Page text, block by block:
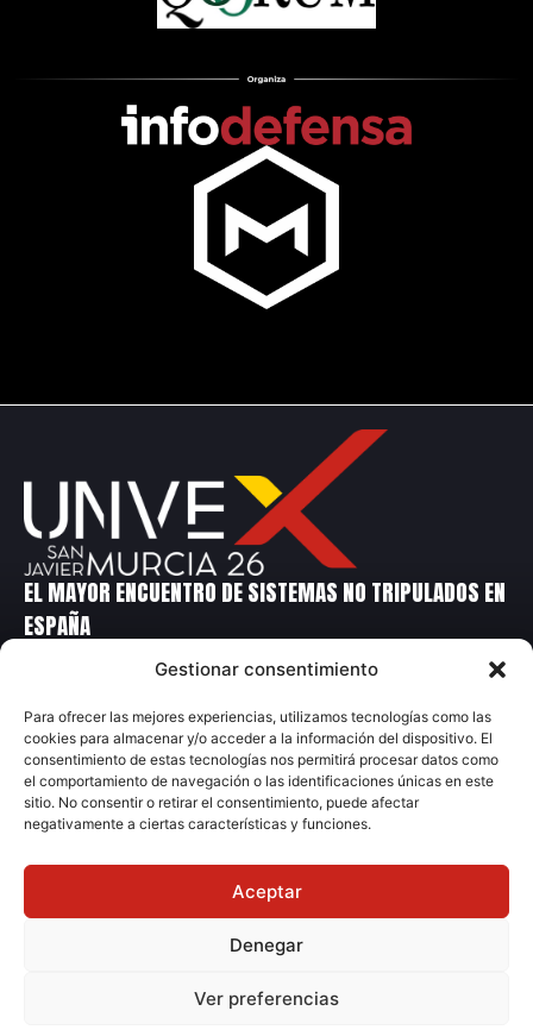
Gestionar consentimiento
Para ofrecer las mejores experiencias, utilizamos tecnologías como las
cookies para almacenar y/o acceder a la información del dispositivo. El
consentimiento de estas tecnologías nos permitirá procesar datos como
el comportamiento de navegación o las identificaciones únicas en este
sitio. No consentir o retirar el consentimiento, puede afectar
negativamente a ciertas características y funciones.
Aceptar
Denegar
Ver preferencias
EL MAYOR ENCUENTRO DE SISTEMAS NO TRIPULADOS EN
ESPAÑA
+34 699 14 86 90
+34 91 231 70 04
unvex@grupometalia.com